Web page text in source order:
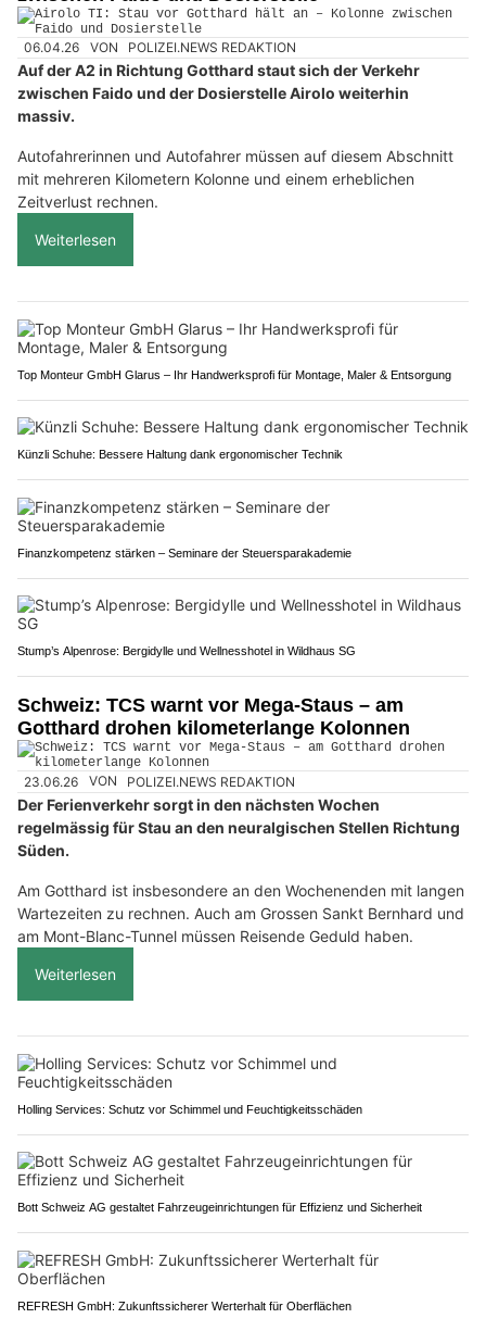
06.04.26 VON POLIZEI.NEWS REDAKTION
Auf der A2 in Richtung Gotthard staut sich der Verkehr
zwischen Faido und der Dosierstelle Airolo weiterhin
massiv.
Autofahrerinnen und Autofahrer müssen auf diesem Abschnitt
mit mehreren Kilometern Kolonne und einem erheblichen
Zeitverlust rechnen.
Weiterlesen
Top Monteur GmbH Glarus – Ihr Handwerksprofi für Montage, Maler & Entsorgung
Künzli Schuhe: Bessere Haltung dank ergonomischer Technik
Finanzkompetenz stärken – Seminare der Steuersparakademie
Stump’s Alpenrose: Bergidylle und Wellnesshotel in Wildhaus SG
Schweiz: TCS warnt vor Mega-Staus – am
Gotthard drohen kilometerlange Kolonnen
23.06.26 VON POLIZEI.NEWS REDAKTION
Der Ferienverkehr sorgt in den nächsten Wochen
regelmässig für Stau an den neuralgischen Stellen Richtung
Süden.
Am Gotthard ist insbesondere an den Wochenenden mit langen
Wartezeiten zu rechnen. Auch am Grossen Sankt Bernhard und
am Mont-Blanc-Tunnel müssen Reisende Geduld haben.
Weiterlesen
Holling Services: Schutz vor Schimmel und Feuchtigkeitsschäden
Bott Schweiz AG gestaltet Fahrzeugeinrichtungen für Effizienz und Sicherheit
REFRESH GmbH: Zukunftssicherer Werterhalt für Oberflächen